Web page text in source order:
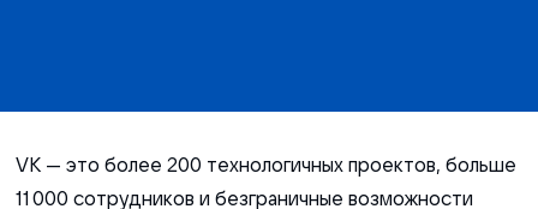
VK — это более 200 технологичных проектов, больше
11 000 сотрудников и безграничные возможности